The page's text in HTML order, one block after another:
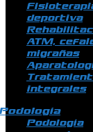
deportiva
ATM,
migrañas
integrales
Podología